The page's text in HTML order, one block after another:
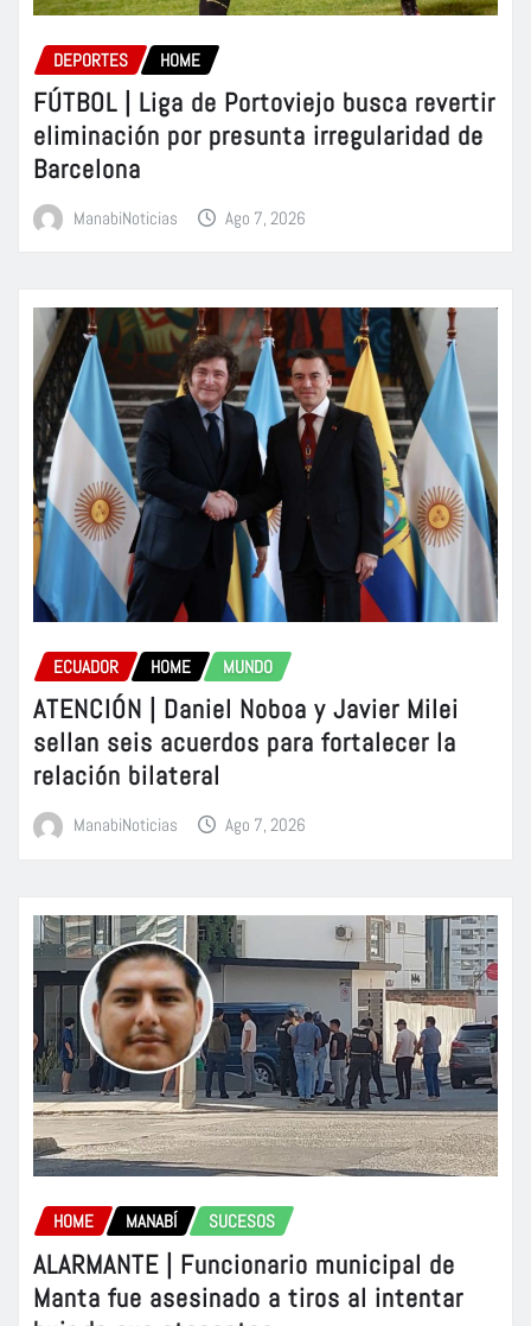
DEPORTES HOME
FÚTBOL | Liga de Portoviejo busca revertir
eliminación por presunta irregularidad de
Barcelona
ManabiNoticias Ago 7, 2026
ECUADOR HOME MUNDO
ATENCIÓN | Daniel Noboa y Javier Milei
sellan seis acuerdos para fortalecer la
relación bilateral
ManabiNoticias Ago 7, 2026
HOME MANABÍ SUCESOS
ALARMANTE | Funcionario municipal de
Manta fue asesinado a tiros al intentar